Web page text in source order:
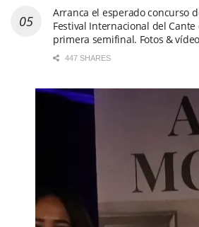
Arranca el esperado concurso
Festival Internacional del
primera semifinal. Fotos & vídeo
447 SHARES